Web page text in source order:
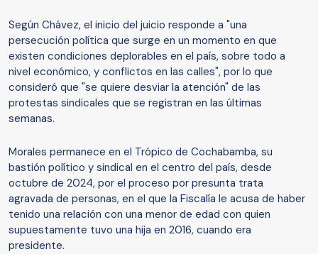
Según Chávez, el inicio del juicio responde a "una
persecución política que surge en un momento en que
existen condiciones deplorables en el país, sobre todo a
nivel económico, y conflictos en las calles", por lo que
consideró que "se quiere desviar la atención" de las
protestas sindicales que se registran en las últimas
semanas.
Morales permanece en el Trópico de Cochabamba, su
bastión político y sindical en el centro del país, desde
octubre de 2024, por el proceso por presunta trata
agravada de personas, en el que la Fiscalía le acusa de haber
tenido una relación con una menor de edad con quien
supuestamente tuvo una hija en 2016, cuando era
presidente.